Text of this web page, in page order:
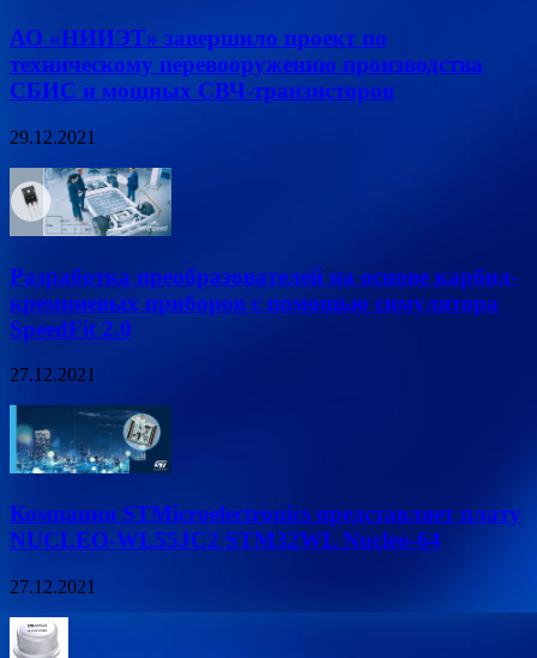
АО «НИИЭТ» завершило проект по
техническому перевооружению производства
СБИС и мощных СВЧ-транзисторов
29.12.2021
Разработка преобразователей на основе карбид-
кремниевых приборов с помощью симулятора
SpeedFit 2.0
27.12.2021
Компания STMicroelectronics представляет плату
NUCLEO-WL55JC2 STM32WL Nucleo-64
27.12.2021